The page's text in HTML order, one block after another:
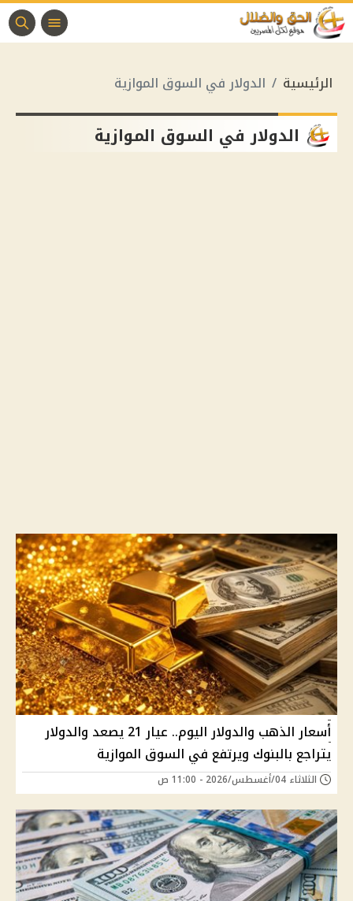
الرئيسية الدولار في السوق الموازية
الدولار في السوق الموازية
أسعار الذهب والدولار اليوم.. عيار 21 يصعد والدولار
يتراجع بالبنوك ويرتفع في السوق الموازية
الثلاثاء 04/أغسطس/2026 - 11:00 ص